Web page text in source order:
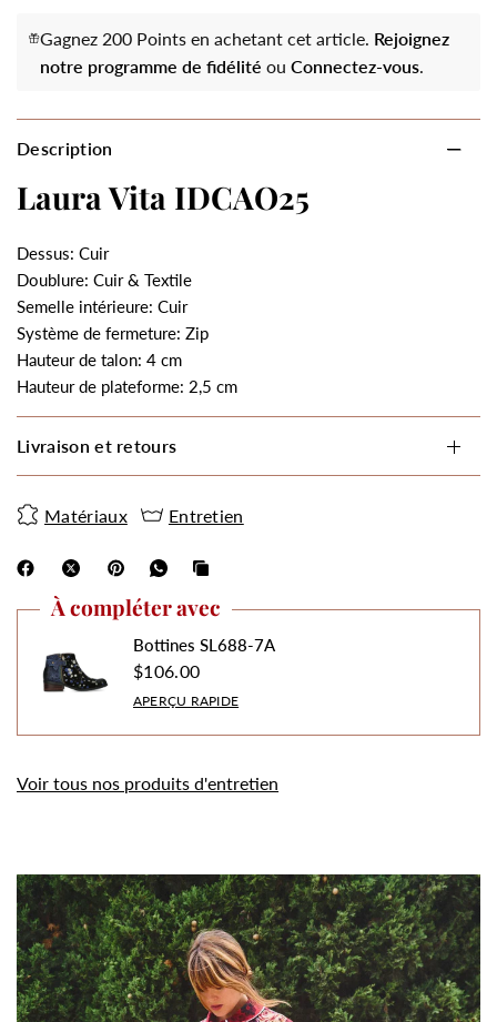
Gagnez 200 Points en achetant cet article. Rejoignez
notre programme de fidélité ou Connectez-vous.
Description
Laura Vita IDCAO25
Dessus: Cuir
Doublure: Cuir & Textile
Semelle intérieure: Cuir
Système de fermeture: Zip
Hauteur de talon: 4 cm
Hauteur de plateforme: 2,5 cm
Livraison et retours
Matériaux Entretien
À compléter avec
Bottines SL688-7A
$106.00
APERÇU RAPIDE
Voir tous nos produits d'entretien